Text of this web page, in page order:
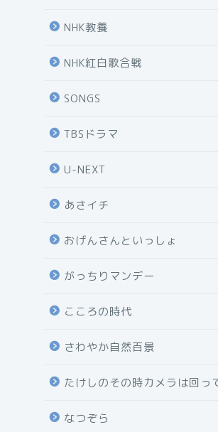
NHK教養
NHK紅白歌合戦
SONGS
TBSドラマ
U-NEXT
あさイチ
おげんさんといっしょ
がっちりマンデー
こころの時代
さわやか自然百景
たけしのその時カメラは回っ
なつぞら